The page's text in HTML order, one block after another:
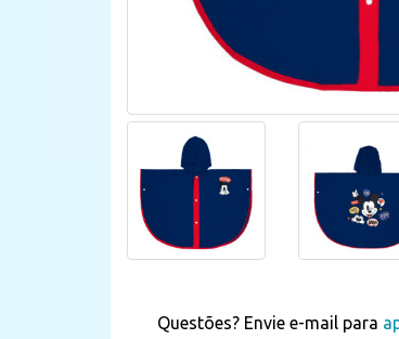
Questões? Envie e-mail para